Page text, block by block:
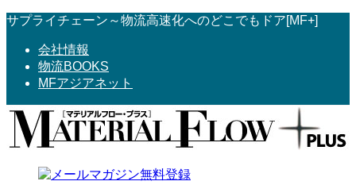
コ
へ
ス
ナ
ョ
ン
サプライチェーン～物流高速化へのどこでもドア[MF+]
会社情報
物流BOOKS
MFアジアネット